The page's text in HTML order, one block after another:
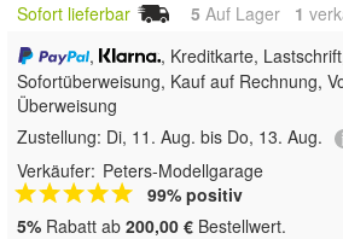
Sofort lieferbar 5 Auf Lager 1
,
, Kreditkarte,
Sofortüberweisung, Kauf auf Rechnung,
Überweisung
Zustellung: Di, 11. Aug. bis Do, 13. Aug.
Verkäufer: Peters-Modellgarage
99% positiv
5% Rabatt ab 200,00 € Bestellwert.